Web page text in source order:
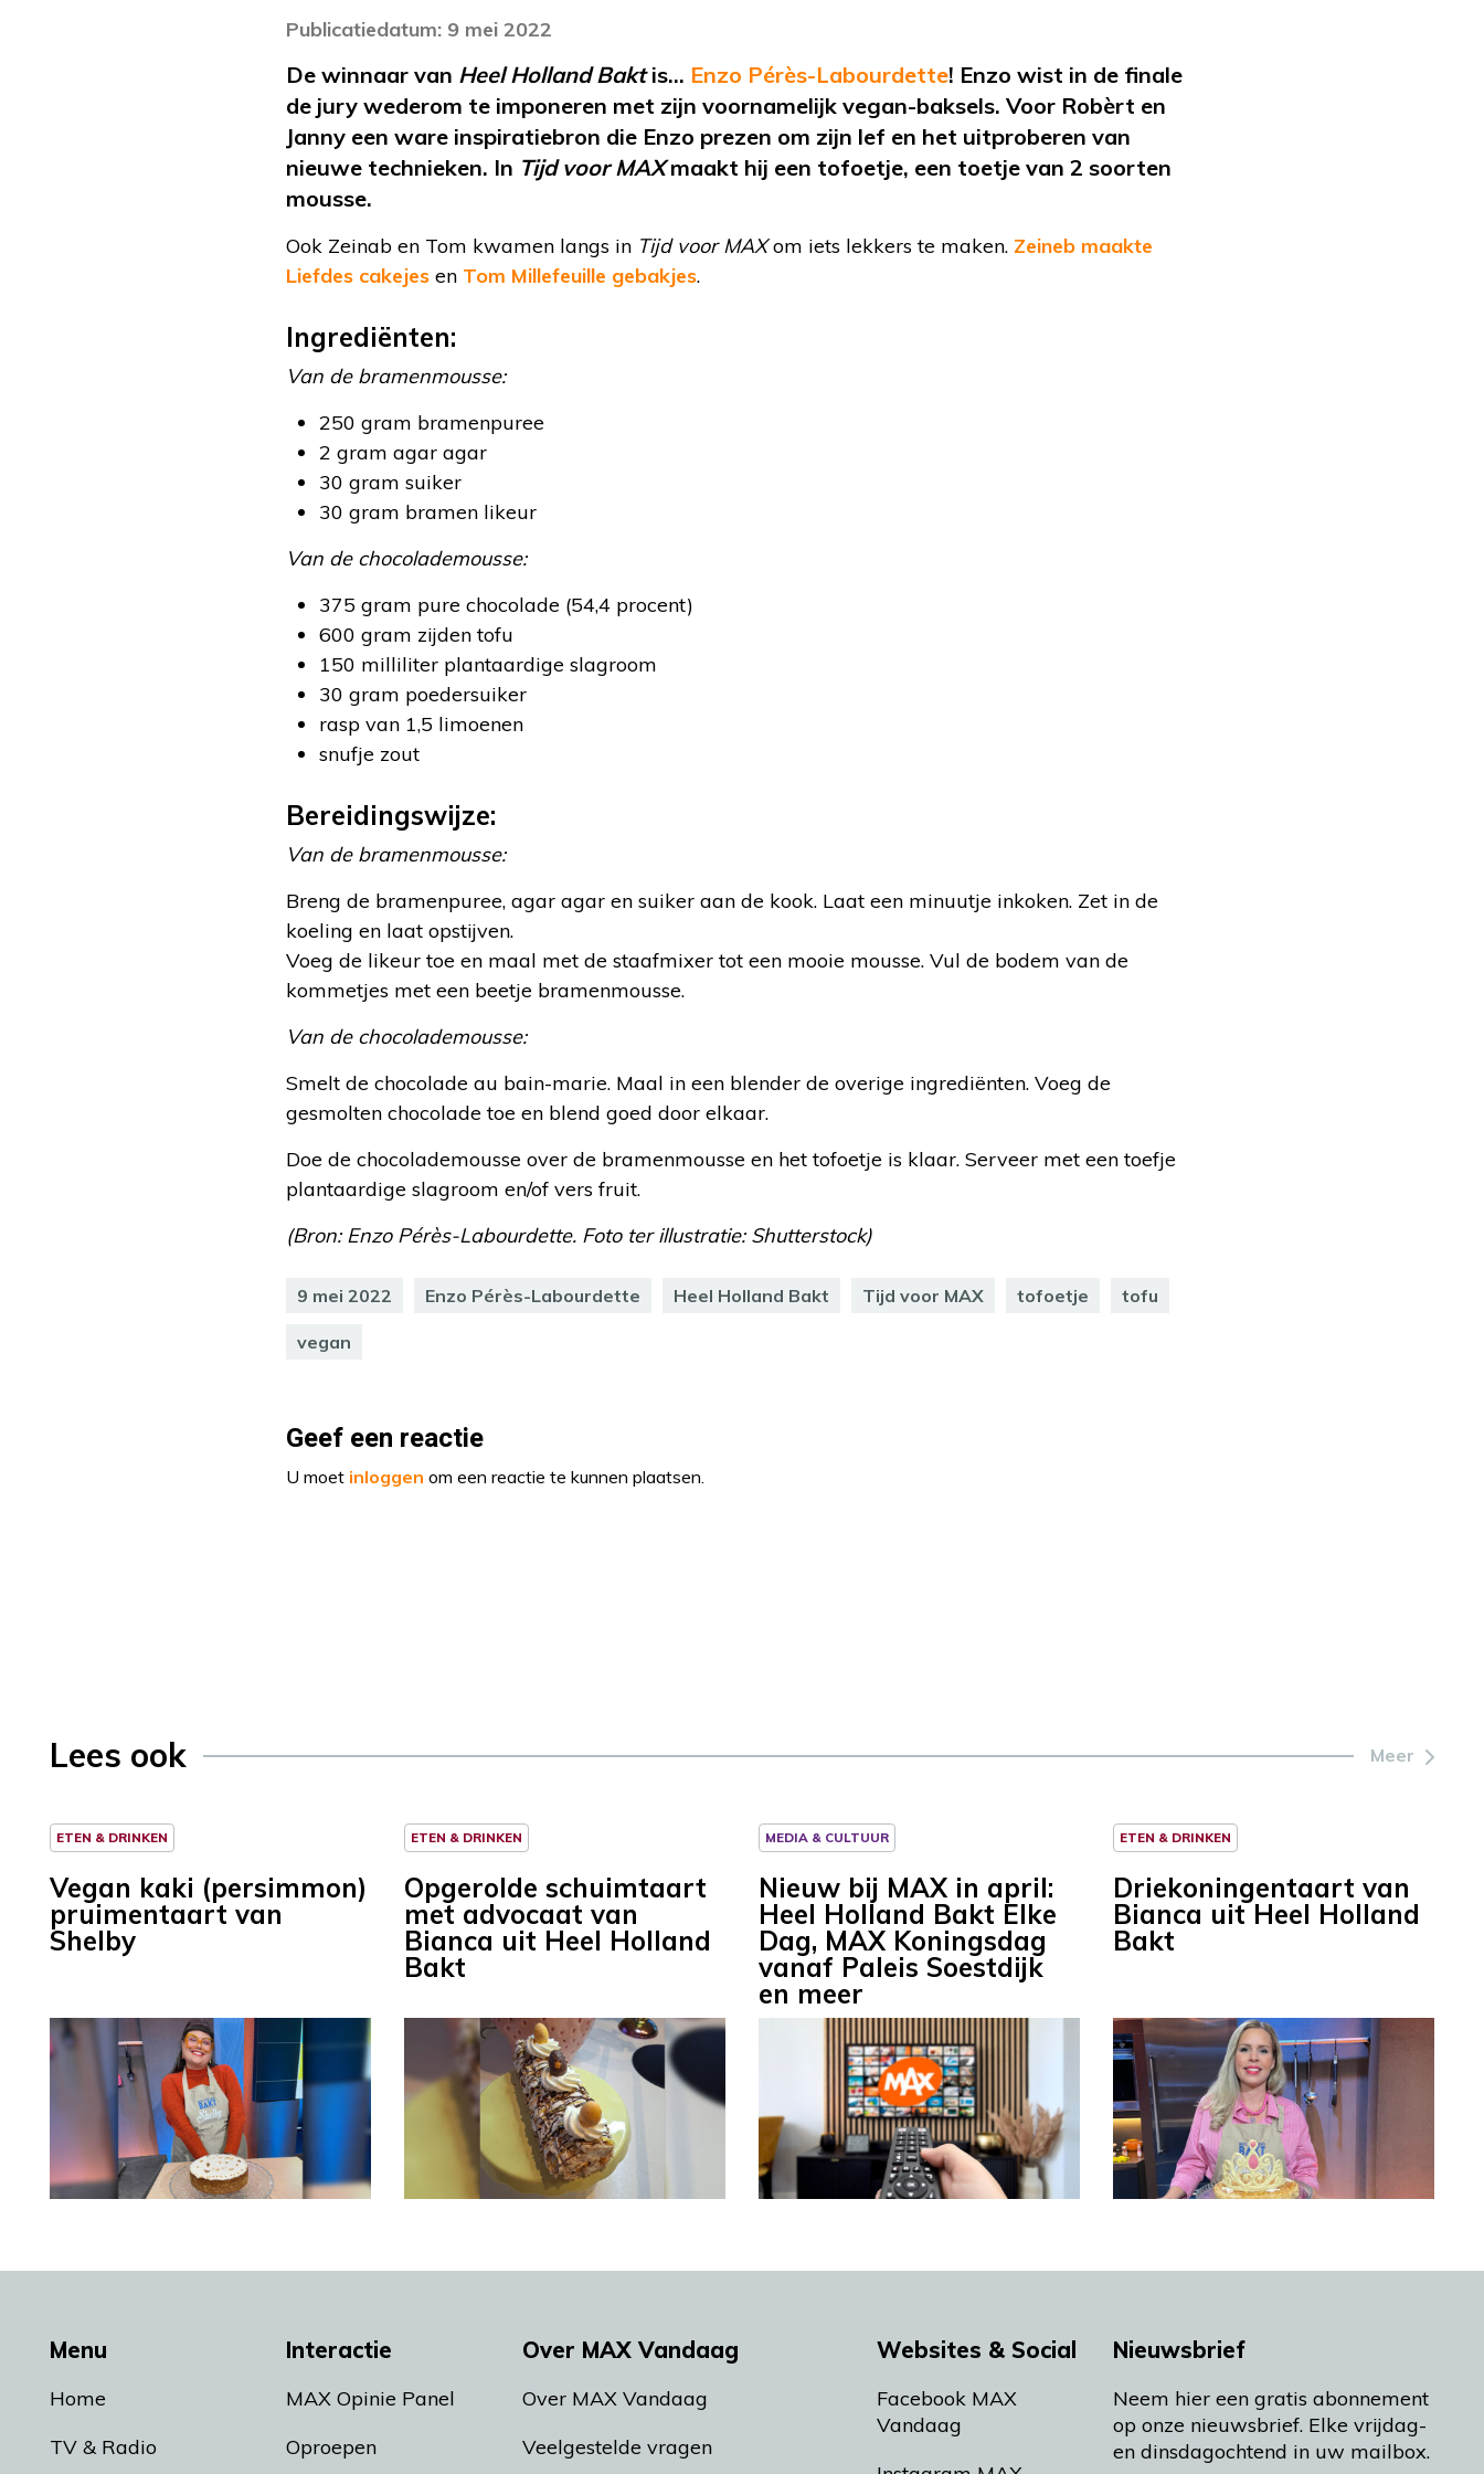
Publicatiedatum: 9 mei 2022
De winnaar van Heel Holland Baktis… Enzo Pérès-Labourdette! Enzo wist in de finale
de jury wederom te imponeren met zijn voornamelijk vegan-baksels. Voor Robèrt en
Janny een ware inspiratiebron die Enzo prezen om zijn lef en het uitproberen van
nieuwe technieken. In Tijd voor MAXmaakt hij een tofoetje, een toetje van 2 soorten
mousse.
Ook Zeinab en Tom kwamen langs in Tijd voor MAXom iets lekkers te maken. Zeineb maakte
Liefdes cakejes en Tom Millefeuille gebakjes.
Ingrediënten:
Van de bramenmousse:
250 gram bramenpuree
2 gram agar agar
30 gram suiker
30 gram bramen likeur
Van de chocolademousse:
375 gram pure chocolade (54,4 procent)
600 gram zijden tofu
150 milliliter plantaardige slagroom
30 gram poedersuiker
rasp van 1,5 limoenen
snufje zout
Bereidingswijze:
Van de bramenmousse:
Breng de bramenpuree, agar agar en suiker aan de kook. Laat een minuutje inkoken. Zet in de
koeling en laat opstijven.
Voeg de likeur toe en maal met de staafmixer tot een mooie mousse. Vul de bodem van de
kommetjes met een beetje bramenmousse.
Van de chocolademousse:
Smelt de chocolade au bain-marie. Maal in een blender de overige ingrediënten. Voeg de
gesmolten chocolade toe en blend goed door elkaar.
Doe de chocolademousse over de bramenmousse en het tofoetje is klaar. Serveer met een toefje
plantaardige slagroom en/of vers fruit.
(Bron: Enzo Pérès-Labourdette. Foto ter illustratie: Shutterstock)
9 mei 2022 Enzo Pérès-Labourdette Heel Holland Bakt Tijd voor MAX tofoetje tofu
vegan
Geef een reactie
U moet inloggen om een reactie te kunnen plaatsen.
Lees ook Meer
ETEN & DRINKEN
Vegan kaki (persimmon)
pruimentaart van
Shelby
ETEN & DRINKEN
Opgerolde schuimtaart
met advocaat van
Bianca uit Heel Holland
Bakt
MEDIA & CULTUUR
Nieuw bij MAX in april:
Heel Holland Bakt Elke
Dag, MAX Koningsdag
vanaf Paleis Soestdijk
en meer
ETEN & DRINKEN
Driekoningentaart van
Bianca uit Heel Holland
Bakt
Menu
Home
TV & Radio
Interactie
MAX Opinie Panel
Oproepen
Over MAX Vandaag
Over MAX Vandaag
Veelgestelde vragen
Websites & Social
Facebook MAX
Vandaag
Nieuwsbrief
Neem hier een gratis abonnement
op onze nieuwsbrief. Elke vrijdag-
en dinsdagochtend in uw mailbox.